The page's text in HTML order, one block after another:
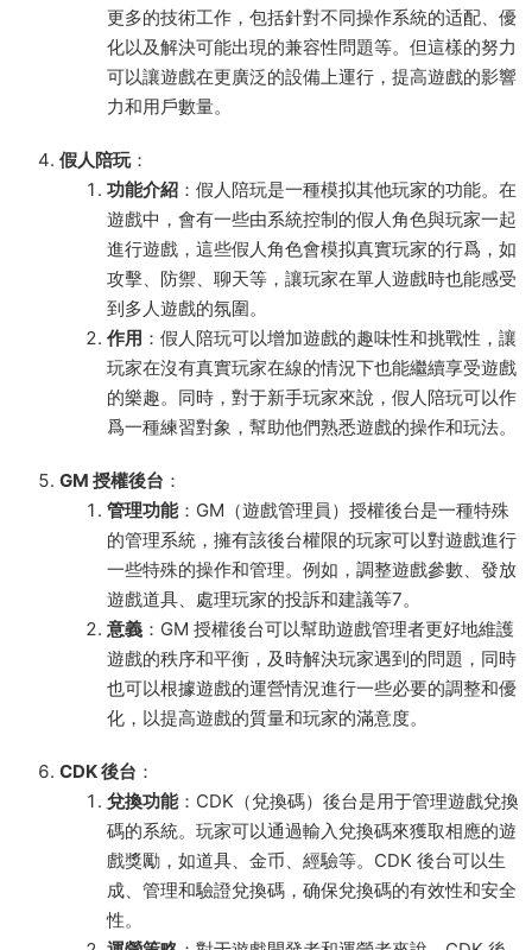
更多的技術工作，包括針對不同操作系統的适配、優
化以及解決可能出現的兼容性問題等。但這樣的努力
可以讓遊戲在更廣泛的設備上運行，提高遊戲的影響
力和用戶數量。
假人陪玩：
功能介紹 ：假人陪玩是一種模拟其他玩家的功能。在
遊戲中，會有一些由系統控制的假人角色與玩家一起
進行遊戲，這些假人角色會模拟真實玩家的行爲，如
攻擊、防禦、聊天等，讓玩家在單人遊戲時也能感受
到多人遊戲的氛圍。
作用 ：假人陪玩可以增加遊戲的趣味性和挑戰性，讓
玩家在沒有真實玩家在線的情況下也能繼續享受遊戲
的樂趣。同時，對于新手玩家來說，假人陪玩可以作
爲一種練習對象，幫助他們熟悉遊戲的操作和玩法。
GM 授權後台 ：
管理功能：GM（遊戲管理員）授權後台是一種特殊
的管理系統，擁有該後台權限的玩家可以對遊戲進行
一些特殊的操作和管理。例如，調整遊戲參數、發放
遊戲道具、處理玩家的投訴和建議等7。
意義 ：GM 授權後台可以幫助遊戲管理者更好地維護
遊戲的秩序和平衡，及時解決玩家遇到的問題，同時
也可以根據遊戲的運營情況進行一些必要的調整和優
化，以提高遊戲的質量和玩家的滿意度。
CDK 後台 ：
兌換功能：CDK（兌換碼）後台是用于管理遊戲兌換
碼的系統。玩家可以通過輸入兌換碼來獲取相應的遊
戲獎勵，如道具、金币、經驗等。CDK 後台可以生
成、管理和驗證兌換碼，确保兌換碼的有效性和安全
性。